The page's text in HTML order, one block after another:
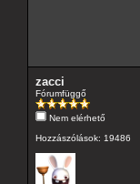
zacci
Fórumfüggő
Nem elérhető
Hozzászólások: 19486